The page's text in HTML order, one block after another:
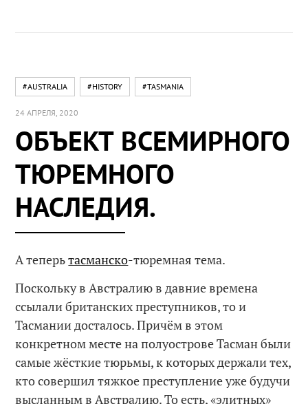
#AUSTRALIA #HISTORY #TASMANIA
24 АПРЕЛЯ, 2020
ОБЪЕКТ ВСЕМИРНОГО
ТЮРЕМНОГО
НАСЛЕДИЯ.
А теперьтасманско-тюремная тема.
Поскольку в Австралию в давние времена
ссылали британских преступников, то и
Тасмании досталось. Причём в этом
конкретном месте на полуострове Тасман были
самые жёсткие тюрьмы, к которых держали тех,
кто совершил тяжкое преступление уже будучи
высланным в Австралию. То есть, «элитных»